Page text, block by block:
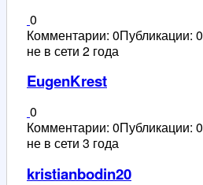
0
Комментарии: 0Публикации: 0
не в сети 2 года
EugenKrest
0
Комментарии: 0Публикации: 0
не в сети 3 года
kristianbodin20